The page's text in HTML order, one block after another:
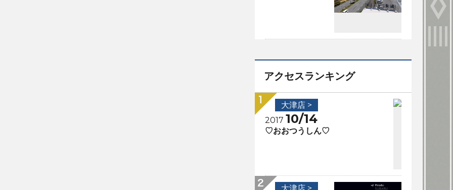
アクセスランキング
大津店 >
2017 10/14
♡おおつうしん♡